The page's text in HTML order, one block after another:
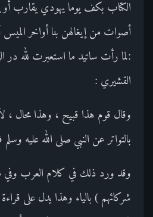
الكتاب بكف يوما يهودي يقارب
أصوات من إيغالهن بنا أواخر الميس
:لما رأت ساتيد ما استعبرت لله در
القشيري :
وقال قوم هذا قبيح ، وهذا محال ،
بالتواتر عن النبي صلى الله عليه
وقد ورد ذلك في كلام العرب
شركائهم ) بالياء وهذا يدل على